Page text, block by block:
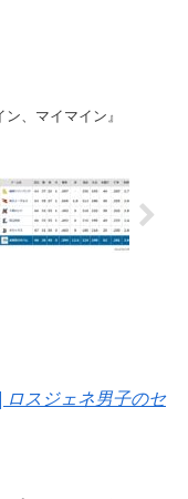
、マイマイン』
ロスジェネ男子のセ